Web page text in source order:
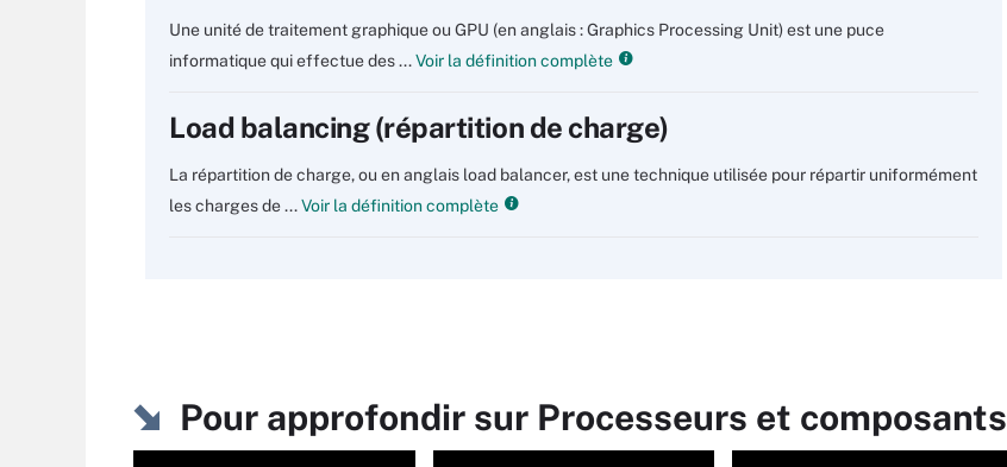
Une unité de traitement graphique ou GPU (en anglais : Graphics Processing Unit) est une puce
informatique qui effectue des ...Voir la définition complète
Load balancing (répartition de charge)
La répartition de charge, ou en anglais load balancer, est une technique utilisée pour répartir uniformément
les charges de ...Voir la définition complète
Pour approfondir sur Processeurs et composants